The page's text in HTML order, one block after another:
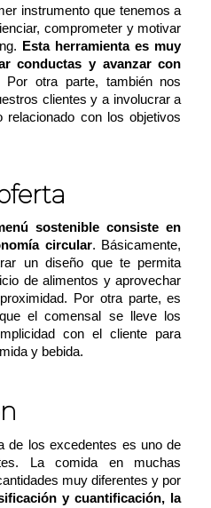
instrumento que tenemos a
comprometer y motivar
Esta herramienta es muy
conductas y avanzar con
Por otra parte, también nos
clientes y a involucrar a
con los objetivos
sostenible consiste en
circular. Básicamente,
un diseño que te permita
de alimentos y aprovechar
Por otra parte, es
el comensal se lleve los
con el cliente para
y bebida.
de los excedentes es uno de
La comida en muchas
muy diferentes y por
y cuantificación, la